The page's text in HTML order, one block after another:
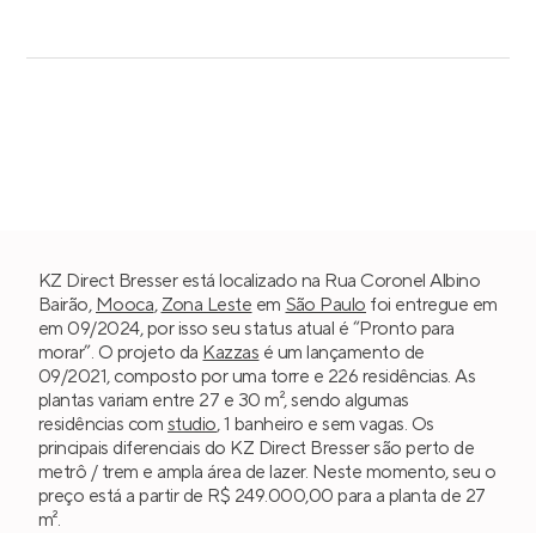
KZ Direct Bresser está localizado na Rua Coronel Albino
Bairão, Mooca, Zona Leste em São Paulo foi entregue em
em 09/2024, por isso seu status atual é “Pronto para
morar”. O projeto da Kazzas é um lançamento de
09/2021, composto por uma torre e 226 residências. As
plantas variam entre 27 e 30 m², sendo algumas
residências com studio, 1 banheiro e sem vagas. Os
principais diferenciais do KZ Direct Bresser são perto de
metrô / trem e ampla área de lazer. Neste momento, seu o
preço está a partir de R$ 249.000,00 para a planta de 27
m².